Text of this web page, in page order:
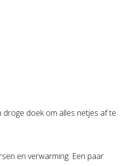
doek om alles netjes af te
en verwarming. Een paar